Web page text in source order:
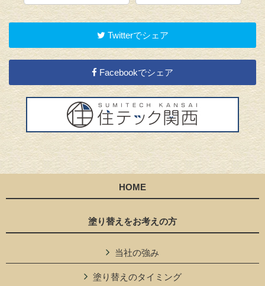
Twitterでシェア
Facebookでシェア
HOME
塗り替えをお考えの方
当社の強み
塗り替えのタイミング